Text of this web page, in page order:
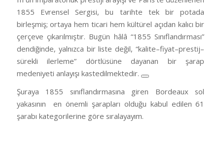
1855 Evrensel Sergisi, bu tarihte tek bir potada
birleşmiş; ortaya hem ticari hem kültürel açıdan kalıcı bir
çerçeve çıkarılmıştır. Bugün hâlâ “1855 Sınıflandırması”
dendiğinde, yalnızca bir liste değil, “kalite–fiyat–prestij–
sürekli ilerleme” dörtlüsüne dayanan bir şarap
medeniyeti anlayışı kastedilmektedir.
Şuraya 1855 sınıflandırmasına giren Bordeaux sol
yakasının en önemli şarapları olduğu kabul edilen 61
şarabı kategorilerine göre sıralayayım.